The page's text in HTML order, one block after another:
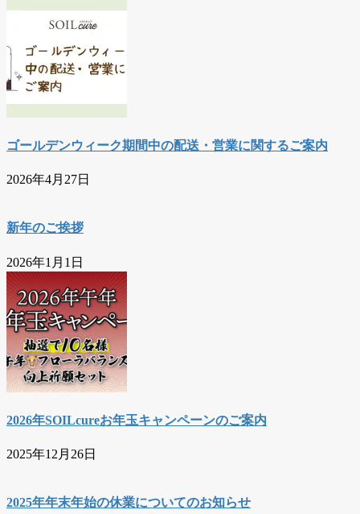
ゴールデンウィーク期間中の配送・営業に関するご案内
2026年4月27日
新年のご挨拶
2026年1月1日
2026年SOILcureお年玉キャンペーンのご案内
2025年12月26日
2025年年末年始の休業についてのお知らせ